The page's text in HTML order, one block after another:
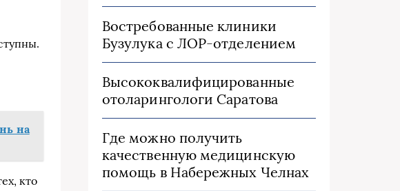
на
кто
Востребованные клиники
Бузулука с ЛОР-отделением
Высококвалифицированные
отоларингологи Саратова
Где можно получить
качественную медицинскую
помощь в Набережных Челнах